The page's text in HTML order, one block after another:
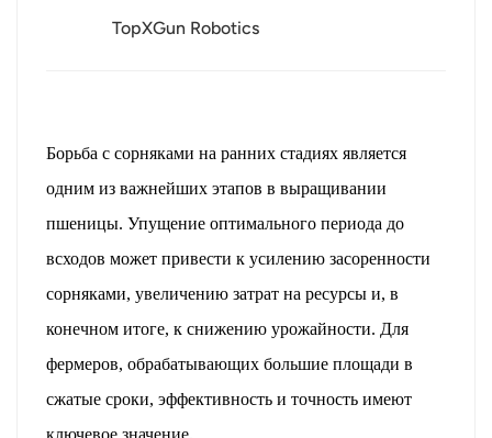
TopXGun Robotics
Борьба с сорняками на ранних стадиях является
одним из важнейших этапов в выращивании
пшеницы. Упущение оптимального периода до
всходов может привести к усилению засоренности
сорняками, увеличению затрат на ресурсы и, в
конечном итоге, к снижению урожайности. Для
фермеров, обрабатывающих большие площади в
сжатые сроки, эффективность и точность имеют
ключевое значение.